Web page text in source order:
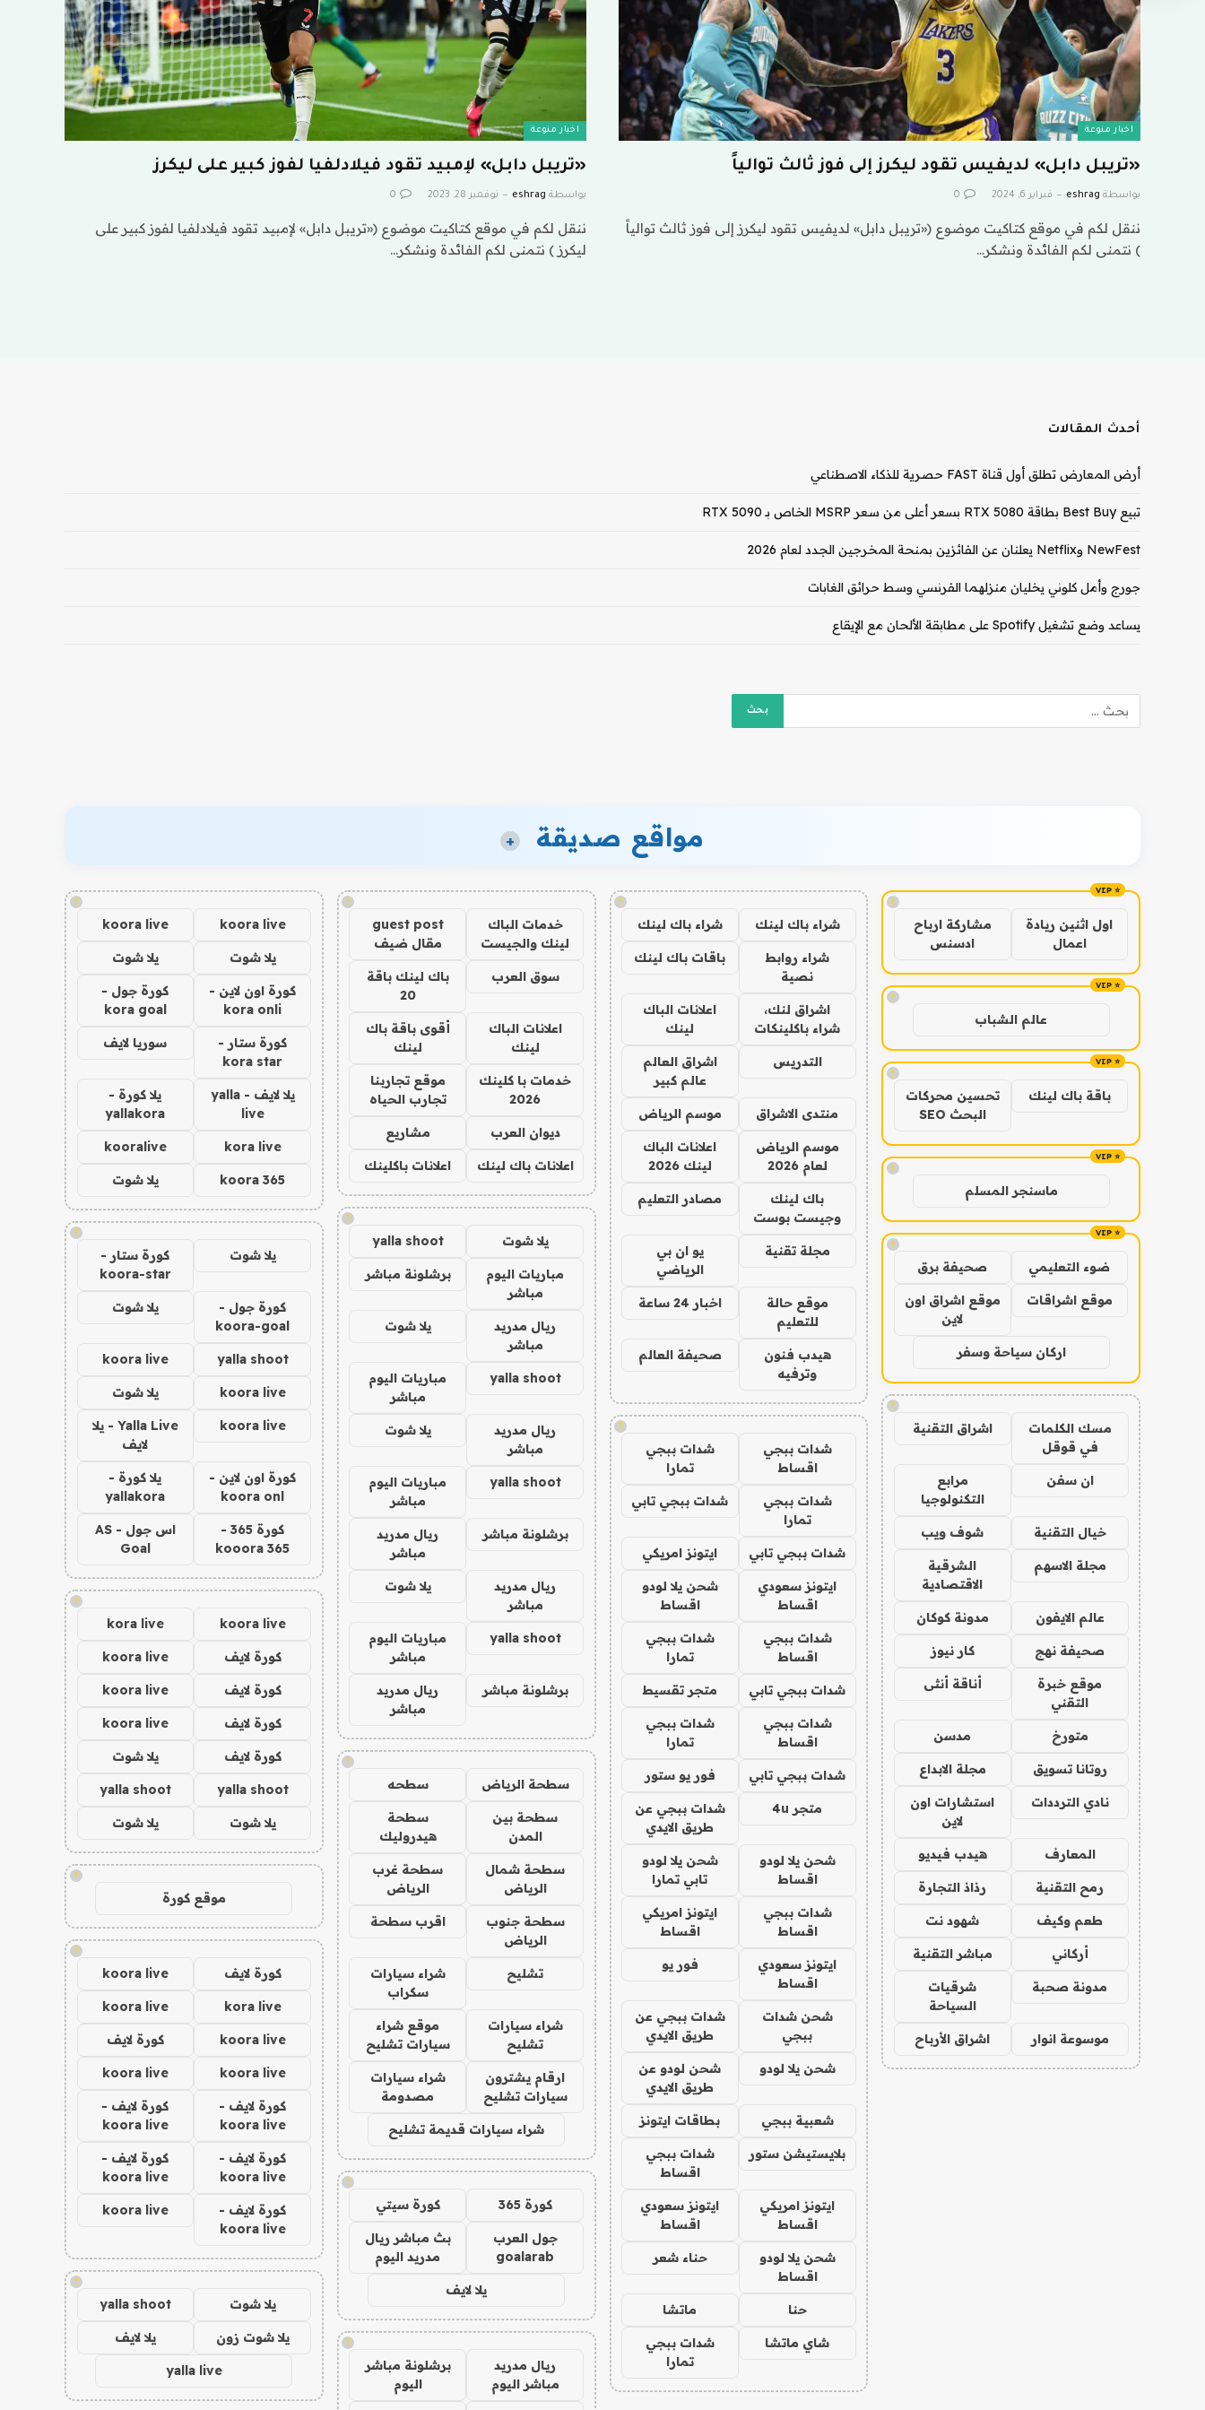
اخبار منوعة
«تريبل دابل» لديفيس تقود ليكرز إلى فوز ثالث توالياً
بواسطة eshrag فبراير 6, 2024 0
ننقل لكم في موقع كتاكيت موضوع («تريبل دابل» لديفيس تقود ليكرز إلى فوز ثالث توالياً
) نتمنى لكم الفائدة ونشكر…
اخبار منوعة
«تريبل دابل» لإمبيد تقود فيلادلفيا لفوز كبير على ليكرز
بواسطة eshrag نوفمبر 28, 2023 0
ننقل لكم في موقع كتاكيت موضوع («تريبل دابل» لإمبيد تقود فيلادلفيا لفوز كبير على
ليكرز ) نتمنى لكم الفائدة ونشكر…
أحدث المقالات
أرض المعارض تطلق أول قناة FAST حصرية للذكاء الاصطناعي
تبيع Best Buy بطاقة RTX 5080 بسعر أعلى من سعر MSRP الخاص بـ RTX 5090
NewFest وNetflix يعلنان عن الفائزين بمنحة المخرجين الجدد لعام 2026
جورج وأمل كلوني يخليان منزلهما الفرنسي وسط حرائق الغابات
يساعد وضع تشغيل Spotify على مطابقة الألحان مع الإيقاع
مواقع صديقة +
!
اول اثنين ريادة
اعمال
مشاركة ارباح
ادسنس
!
عالم الشباب
!
باقة باك لينك
تحسين محركات
البحث SEO
!
ماسنجر المسلم
!
ضوء التعليمي صحيفة برق
موقع اشراقات
موقع اشراق اون
لاين
اركان سياحة وسفر
!
مسك الكلمات
في قوقل
اشراق التقنية
ان سفن
مرابع
التكنولوجيا
خيال التقنية شوف ويب
مجلة الاسهم
الشرقية
الاقتصادية
عالم الايفون مدونة كوكان
صحيفة نهج كار نيوز
موقع خبرة
التقني
أناقة أنثى
متورخ مدسن
روتانا تسويق مجلة الابداع
نادي الترددات
استشارات اون
لاين
المعارف هيدب فيديو
رمح التقنية رذاذ التجارة
طعم وكيف شهود نت
أركاني مباشر التقنية
مدونة صحبة
شرقيات
السياحة
موسوعة انوار اشراق الأرباح
!
شراء باك لينك شراء باك لينك
شراء روابط
نصية
باقات باك لينك
اشراق لنك،
شراء باكلينكات
اعلانات الباك
لينك
التدريس
اشراق العالم
عالم كبير
منتدى الاشراق موسم الرياض
موسم الرياض
لعام 2026
اعلانات الباك
لينك 2026
باك لينك
وجيست بوست
مصادر التعليم
مجلة تقنية
يو ان بي
الرياضي
موقع حالة
للتعليم
اخبار 24 ساعة
هيدب فنون
وترفيه
صحيفة العالم
!
شدات ببجي
اقساط
شدات ببجي
تمارا
شدات ببجي
تمارا
شدات ببجي تابي
شدات ببجي تابي ايتونز امريكي
ايتونز سعودي
اقساط
شحن يلا لودو
اقساط
شدات ببجي
اقساط
شدات ببجي
تمارا
شدات ببجي تابي متجر تقسيط
شدات ببجي
اقساط
شدات ببجي
تمارا
شدات ببجي تابي فور يو ستور
متجر 4u
شدات ببجي عن
طريق الايدي
شحن يلا لودو
اقساط
شحن يلا لودو
تابي تمارا
شدات ببجي
اقساط
ايتونز امريكي
اقساط
ايتونز سعودي
اقساط
فور يو
شحن شدات
ببجي
شدات ببجي عن
طريق الايدي
شحن يلا لودو
شحن لودو عن
طريق الايدي
شعبية ببجي بطاقات ايتونز
بلايستيشن ستور
شدات ببجي
اقساط
ايتونز امريكي
اقساط
ايتونز سعودي
اقساط
شحن يلا لودو
اقساط
حناء شعر
حنا ماتشا
شاي ماتشا
شدات ببجي
تمارا
!
خدمات الباك
لينك والجيست
guest post
مقال ضيف
سوق العرب
باك لينك باقة
20
اعلانات الباك
لينك
أقوى باقة باك
لينك
خدمات با كلينك
2026
موقع تجاربنا
تجارب الحياه
ديوان العرب مشاريع
اعلانات باك لينك اعلانات باكلينك
!
يلا شوت yalla shoot
مباريات اليوم
مباشر
برشلونة مباشر
ريال مدريد
مباشر
يلا شوت
yalla shoot
مباريات اليوم
مباشر
ريال مدريد
مباشر
يلا شوت
yalla shoot
مباريات اليوم
مباشر
برشلونة مباشر
ريال مدريد
مباشر
ريال مدريد
مباشر
يلا شوت
yalla shoot
مباريات اليوم
مباشر
برشلونة مباشر
ريال مدريد
مباشر
!
سطحة الرياض سطحه
سطحة بين
المدن
سطحة
هيدروليك
سطحة شمال
الرياض
سطحة غرب
الرياض
سطحة جنوب
الرياض
اقرب سطحة
تشليح
شراء سيارات
سكراب
شراء سيارات
تشليح
موقع شراء
سيارات تشليح
ارقام يشترون
سيارات تشليح
شراء سيارات
مصدومة
شراء سيارات قديمة تشليح
!
كورة 365 كورة سيتي
جول العرب
goalarab
بث مباشر ريال
مدريد اليوم
يلا لايف
!
ريال مدريد
مباشر اليوم
برشلونة مباشر
اليوم
!
koora live
koora live
يلا شوت يلا شوت
كورة اون لاين -
kora onli
كورة جول -
kora goal
كورة ستار -
kora star
سوريا لايف
يلا لايف - yalla
live
يلا كورة -
yallakora
kora live
kooralive
koora 365 يلا شوت
!
يلا شوت
كورة ستار -
koora-star
كورة جول -
koora-goal
يلا شوت
yalla shoot
koora live
koora live يلا شوت
koora live
Yalla Live - يلا
لايف
كورة اون لاين -
koora onl
يلا كورة -
yallakora
كورة 365 -
kooora 365
اس جول - AS
Goal
!
koora live
kora live
كورة لايف koora live
كورة لايف koora live
كورة لايف koora live
كورة لايف يلا شوت
yalla shoot
yalla shoot
يلا شوت يلا شوت
!
موقع كورة
!
كورة لايف koora live
kora live
koora live
koora live كورة لايف
koora live
koora live
كورة لايف -
koora live
كورة لايف -
koora live
كورة لايف -
koora live
كورة لايف -
koora live
كورة لايف -
koora live
koora live
!
يلا شوت yalla shoot
يلا شوت زون يلا لايف
yalla live